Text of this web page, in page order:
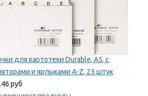
для картотеки Durable, A5, с
и ярлыками A-Z, 25 штук
руб